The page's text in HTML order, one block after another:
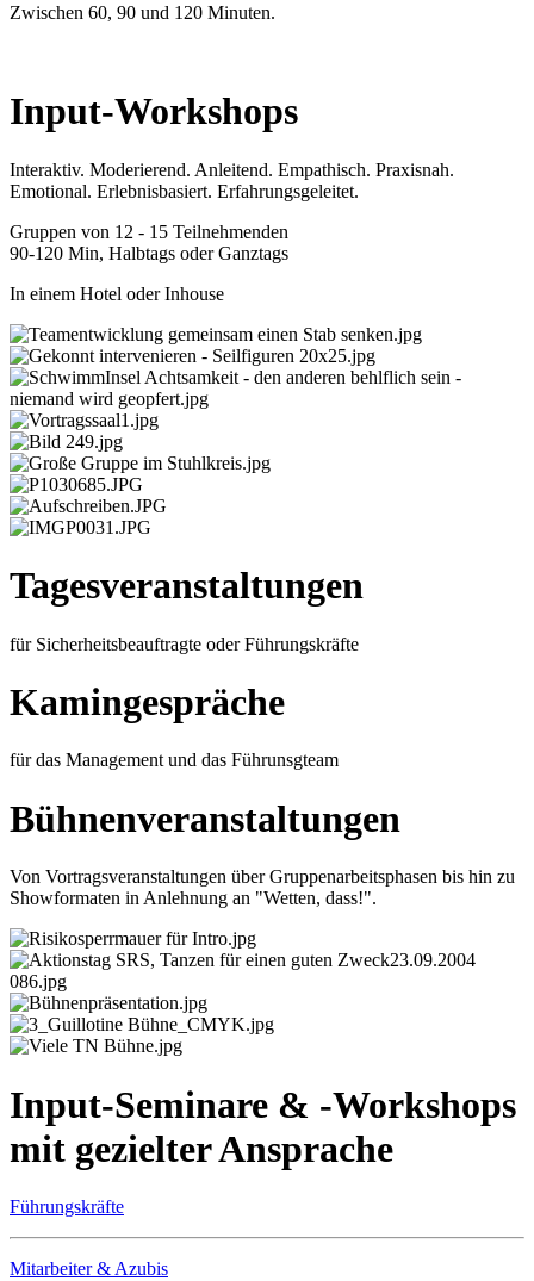
Zwischen 60, 90 und 120 Minuten.
Input-Workshops
Interaktiv. Moderierend. Anleitend. Empathisch. Praxisnah.
Emotional. Erlebnisbasiert. Erfahrungsgeleitet.
Gruppen von 12 - 15 Teilnehmenden
90-120 Min, Halbtags oder Ganztags
In einem Hotel oder Inhouse
Tagesveranstaltungen
für Sicherheitsbeauftragte oder Führungskräfte
Kamingespräche
für das Management und das Führunsgteam
Bühnenveranstaltungen
Von Vortragsveranstaltungen über Gruppenarbeitsphasen bis hin zu
Showformaten in Anlehnung an "Wetten, dass!".
Input-Seminare & -Workshops
mit gezielter Ansprache
Führungskräfte
Mitarbeiter & Azubis